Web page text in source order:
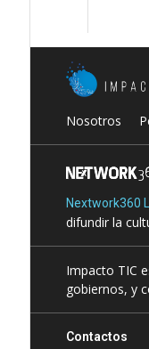
Nosotros
Nextwork360
difundir la
Impacto TIC
gobiernos, y
Contactos